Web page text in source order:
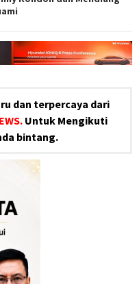
dan terpercaya dari
Untuk Mengikuti
bintang.